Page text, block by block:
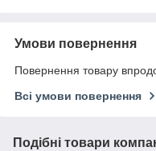
Умови повернення
Повернення товару
Всі умови повернення
Подібні товари